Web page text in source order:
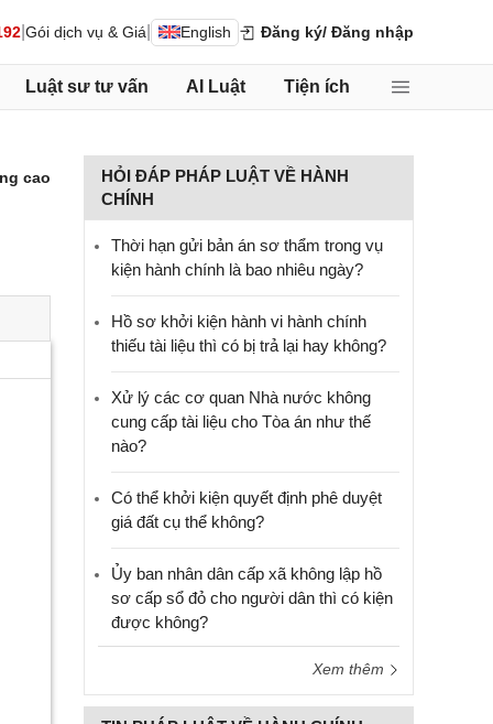
Gói dịch vụ & Giá English Đăng ký/ Đăng nhập
Luật sư tư vấn AI Luật Tiện ích
cao
HỎI ĐÁP PHÁP LUẬT VỀ HÀNH
CHÍNH
Thời hạn gửi bản án sơ thẩm trong vụ
kiện hành chính là bao nhiêu ngày?
Hồ sơ khởi kiện hành vi hành chính
thiếu tài liệu thì có bị trả lại hay không?
Xử lý các cơ quan Nhà nước không
cung cấp tài liệu cho Tòa án như thế
nào?
Có thể khởi kiện quyết định phê duyệt
giá đất cụ thể không?
Ủy ban nhân dân cấp xã không lập hồ
sơ cấp sổ đỏ cho người dân thì có kiện
được không?
Xem thêm